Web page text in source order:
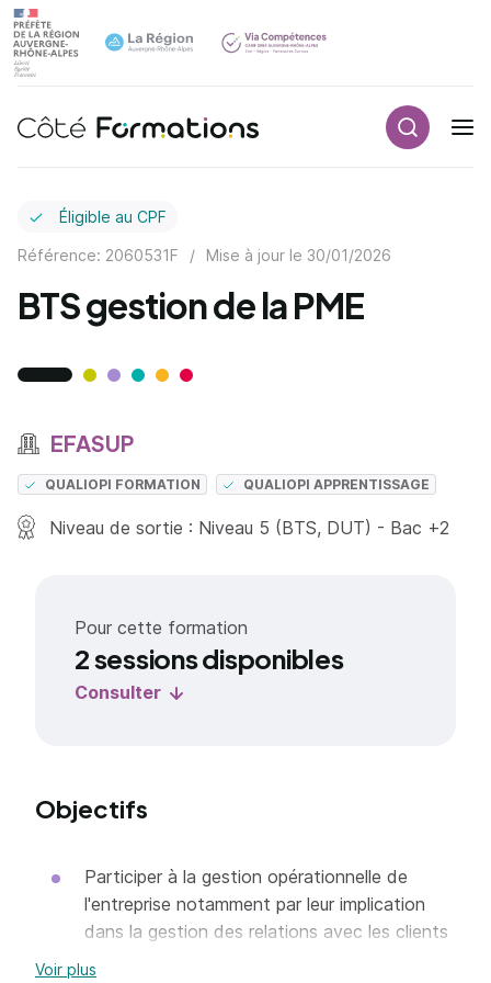
Navigation principale
Éligible au CPF
Référence: 2060531F / Mise à jour le 30/01/2026
BTS gestion de la PME
EFASUP
QUALIOPI FORMATION QUALIOPI APPRENTISSAGE
Niveau de sortie : Niveau 5 (BTS, DUT) - Bac +2
Pour cette formation
2 sessions disponibles
Consulter
Objectifs
Participer à la gestion opérationnelle de
l'entreprise notamment par leur implication
dans la gestion des relations avec les clients
Voir plus